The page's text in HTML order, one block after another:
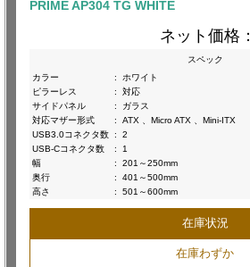
PRIME AP304 TG WHITE
ネット価格：
スペック
カラー
:
ホワイト
ピラーレス
:
対応
サイドパネル
:
ガラス
対応マザー形式
:
ATX 、Micro ATX 、Mini-ITX
USB3.0コネクタ数 :
2
USB-Cコネクタ数
:
1
幅
:
201～250mm
奥行
:
401～500mm
高さ
: 501～600mm
在庫状況
在庫わずか